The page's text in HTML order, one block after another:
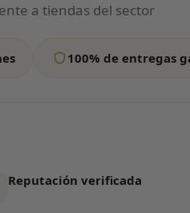
a tiendas del sector
100% de entregas
Reputación verificada